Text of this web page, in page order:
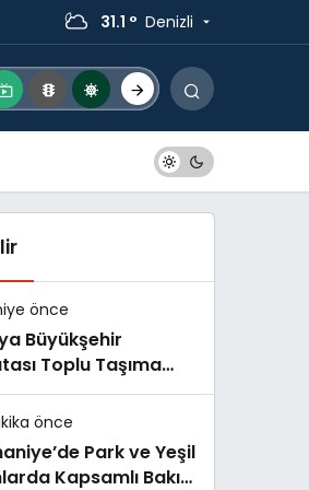
31.1 ° Denizli
önce
Büyükşehir
Toplu Taşıma
Sürdürüyor
önce
Park ve Yeşil
Kapsamlı Bakım